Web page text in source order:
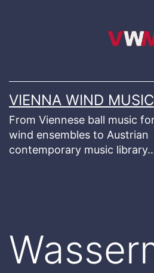
VIENNA WIND MUSIC
From Viennese ball music
wind ensembles to Austrian
contemporary music